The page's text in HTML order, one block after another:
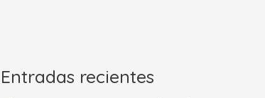
Entradas recientes